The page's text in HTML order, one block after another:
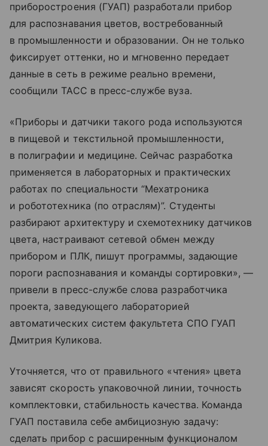
приборостроения (ГУАП) разработали прибор
для распознавания цветов, востребованный
в промышленности и образовании. Он не только
фиксирует оттенки, но и мгновенно передает
данные в сеть в режиме реально времени,
сообщили ТАСС в пресс-службе вуза.
«Приборы и датчики такого рода используются
в пищевой и текстильной промышленности,
в полиграфии и медицине. Сейчас разработка
применяется в лабораторных и практических
работах по специальности “Мехатроника
и робототехника (по отраслям)”. Студенты
разбирают архитектуру и схемотехнику датчиков
цвета, настраивают сетевой обмен между
прибором и ПЛК, пишут программы, задающие
пороги распознавания и команды сортировки», —
привели в пресс-службе слова разработчика
проекта, заведующего лабораторией
автоматических систем факультета СПО ГУАП
Дмитрия Куликова.
Уточняется, что от правильного «чтения» цвета
зависят скорость упаковочной линии, точность
комплектовки, стабильность качества. Команда
ГУАП поставила себе амбициозную задачу:
сделать прибор с расширенным функционалом